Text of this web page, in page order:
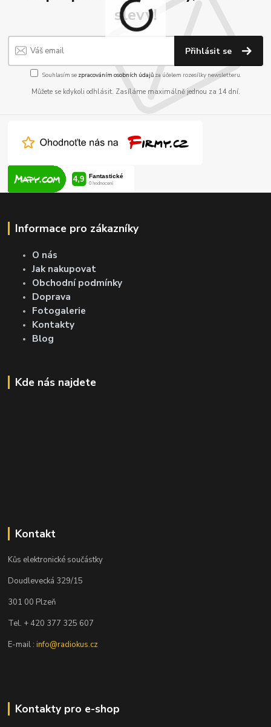
slevy!
Přihlásit se
Souhlasím se zpracováním osobních údajůza účelem rozesílky newsletteru.
Můžete se kdykoli odhlásit. Zasíláme maximálně jednou za 14 dní.
Informace pro zákazníky
O nás
Jak nakupovat
Obchodní podmínky
Doprava
Fotogalerie
Kontakty
Blog
Kde nás najdete
Kontakt
Kůs elektronické součástky
Doudlevecká 329/15
301 00 Plzeň
Tel. + 420 377 325 607
E-mail :info@radiokus.cz
Kontakty pro e-shop